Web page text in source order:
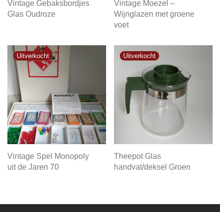
Vintage Gebaksbordjes
Glas Oudroze
Vintage Moezel –
Wijnglazen met groene
voet
Vintage Spel Monopoly
uit de Jaren 70
Theepot Glas
handvat/deksel Groen